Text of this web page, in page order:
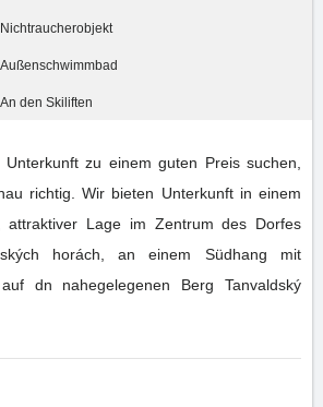
Nichtraucherobjekt
Außenschwimmbad
An den Skiliften
zu einem guten Preis suchen,
richtig. Wir bieten Unterkunft in einem
attraktiver Lage im Zentrum des Dorfes
horách, an einem Südhang mit
dn nahegelegenen Berg Tanvaldský